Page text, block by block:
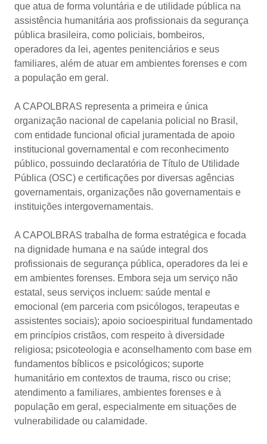
que atua de forma voluntária e de utilidade pública na
assistência humanitária aos profissionais da segurança
pública brasileira, como policiais, bombeiros,
operadores da lei, agentes penitenciários e seus
familiares, além de atuar em ambientes forenses e com
a população em geral.
A CAPOLBRAS representa a primeira e única
organização nacional de capelania policial no Brasil,
com entidade funcional oficial juramentada de apoio
institucional governamental e com reconhecimento
público, possuindo declaratória de Título de Utilidade
Pública (OSC) e certificações por diversas agências
governamentais, organizações não governamentais e
instituições intergovernamentais.
A CAPOLBRAS trabalha de forma estratégica e focada
na dignidade humana e na saúde integral dos
profissionais de segurança pública, operadores da lei e
em ambientes forenses. Embora seja um serviço não
estatal, seus serviços incluem: saúde mental e
emocional (em parceria com psicólogos, terapeutas e
assistentes sociais); apoio socioespiritual fundamentado
em princípios cristãos, com respeito à diversidade
religiosa; psicoteologia e aconselhamento com base em
fundamentos bíblicos e psicológicos; suporte
humanitário em contextos de trauma, risco ou crise;
atendimento a familiares, ambientes forenses e à
população em geral, especialmente em situações de
vulnerabilidade ou calamidade.